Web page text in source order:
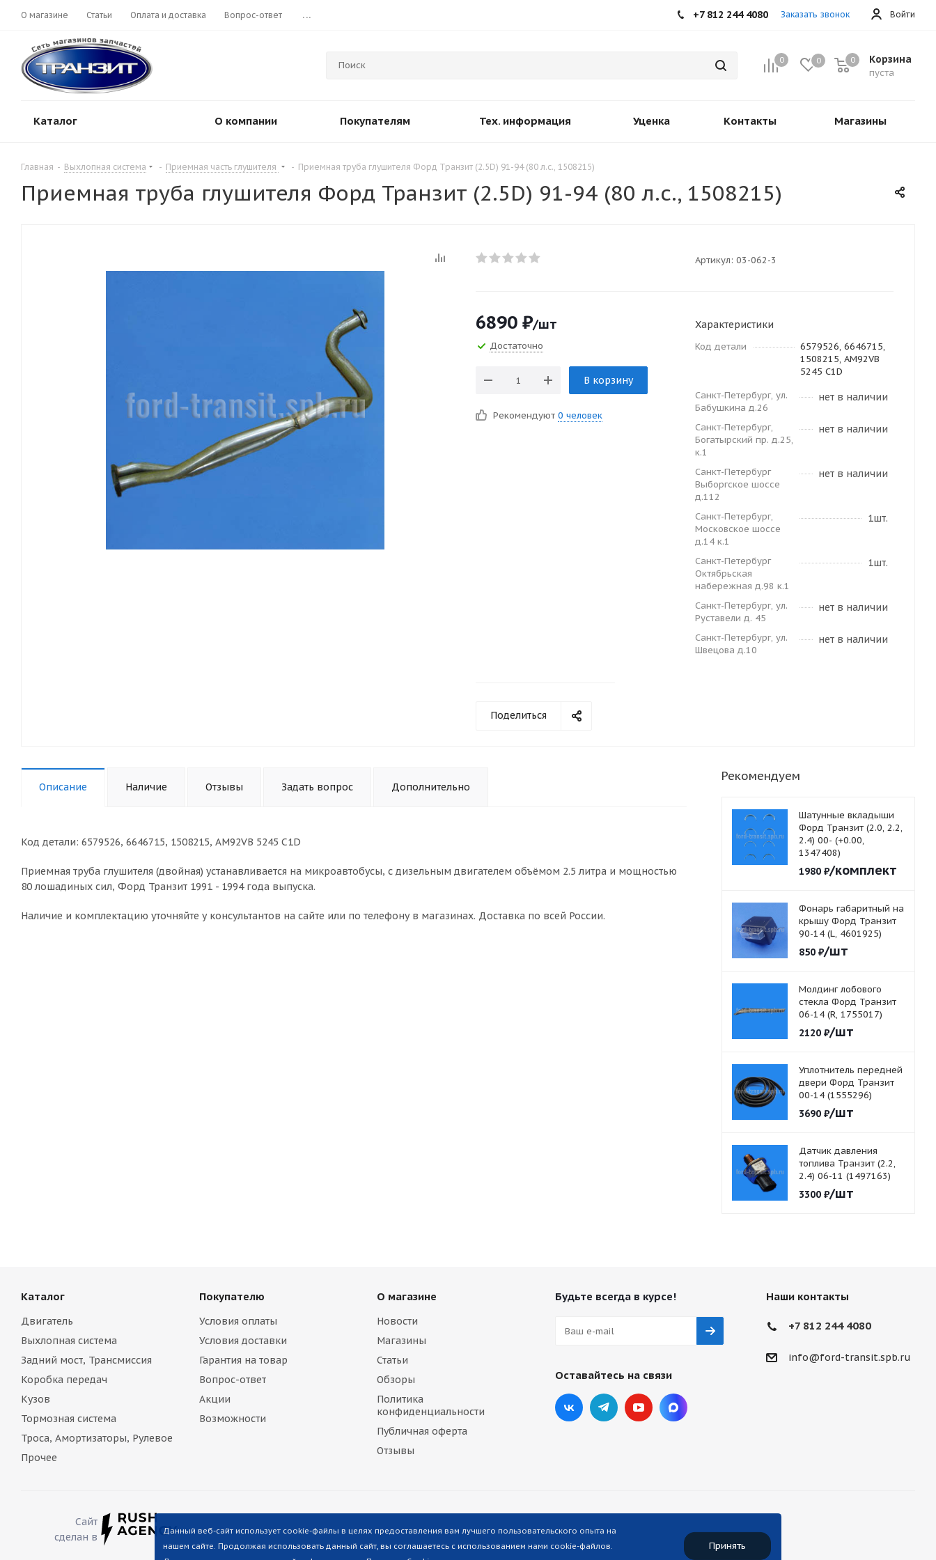
О магазине Статьи Оплата и доставка Вопрос-ответ ... Войти
+7 812 244 4080 Заказать звонок
0 0 Корзина
пуста
0
Каталог О компании Покупателям Тех. информация Уценка Контакты Магазины
Главная - Выхлопная система - Приемная часть глушителя - Приемная труба глушителя Форд Транзит (2.5D) 91-94 (80 л.с., 1508215)
Приемная труба глушителя Форд Транзит (2.5D) 91-94 (80 л.с., 1508215)
Артикул: 03-062-3
6890 ₽/шт
Достаточно
В корзину
Рекомендуют 0 человек
Характеристики
Код детали
6579526, 6646715,
1508215, AM92VB
5245 C1D
Санкт-Петербург, ул.
Бабушкина д.26
нет в наличии
Санкт-Петербург,
Богатырский пр. д.25,
к.1
нет в наличии
Санкт-Петербург
Выборгское шоссе
д.112
нет в наличии
Санкт-Петербург,
Московское шоссе
д.14 к.1
1шт.
Санкт-Петербург
Октябрьская
набережная д.98 к.1
1шт.
Санкт-Петербург, ул.
Руставели д. 45
нет в наличии
Санкт-Петербург, ул.
Швецова д.10
нет в наличии
Поделиться
Описание Наличие Отзывы Задать вопрос Дополнительно
Код детали: 6579526, 6646715, 1508215, AM92VB 5245 C1D
Приемная труба глушителя (двойная) устанавливается на микроавтобусы, с дизельным двигателем объёмом 2.5 литра и мощностью
80 лошадиных сил, Форд Транзит 1991 - 1994 года выпуска.
Наличие и комплектацию уточняйте у консультантов на сайте или по телефону в магазинах. Доставка по всей России.
Рекомендуем
Шатунные вкладыши
Форд Транзит (2.0, 2.2,
2.4) 00- (+0.00,
1347408)
1980₽/комплект
Фонарь габаритный на
крышу Форд Транзит
90-14 (L, 4601925)
850₽/шт
Молдинг лобового
стекла Форд Транзит
06-14 (R, 1755017)
2120₽/шт
Уплотнитель передней
двери Форд Транзит
00-14 (1555296)
3690₽/шт
Датчик давления
топлива Транзит (2.2,
2.4) 06-11 (1497163)
3300₽/шт
Каталог
Двигатель
Выхлопная система
Задний мост, Трансмиссия
Коробка передач
Кузов
Тормозная система
Троса, Амортизаторы, Рулевое
Прочее
Покупателю
Условия оплаты
Условия доставки
Гарантия на товар
Вопрос-ответ
Акции
Возможности
О магазине
Новости
Магазины
Статьи
Обзоры
Политика
конфиденциальности
Публичная оферта
Отзывы
Будьте всегда в курсе!
Оставайтесь на связи
Наши контакты
+7 812 244 4080
info@ford-transit.spb.ru
Сайт
сделан в
Данный веб-сайт использует cookie-файлы в целях предоставления вам лучшего пользовательского опыта на
нашем сайте. Продолжая использовать данный сайт, вы соглашаетесь с использованием нами cookie-файлов.
Принять